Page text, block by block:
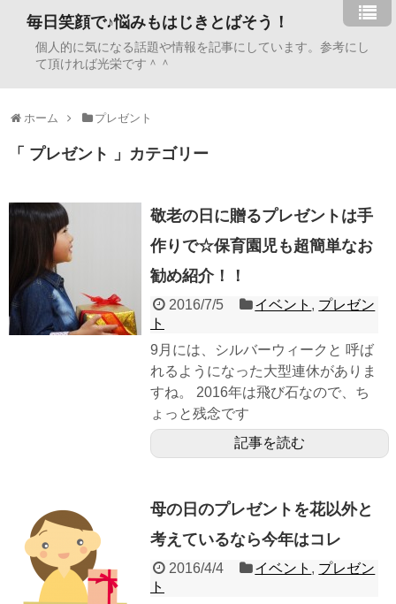
毎日笑顔で♪悩みもはじきとばそう！
個人的に気になる話題や情報を記事にしています。参考にし
て頂ければ光栄です＾＾
ホーム プレゼント
「 プレゼント 」カテゴリー
敬老の日に贈るプレゼントは手
作りで☆保育園児も超簡単なお
勧め紹介！！
2016/7/5 イベント , プレゼン
ト
9月には、シルバーウィークと 呼ば
れるようになった大型連休がありま
すね。 2016年は飛び石なので、ち
ょっと残念です
記事を読む
母の日のプレゼントを花以外と
考えているなら今年はコレ
2016/4/4 イベント , プレゼン
ト